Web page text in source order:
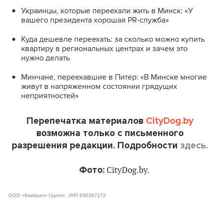
Украинцы, которые переехали жить в Минск: «У
вашего президента хорошая PR-служба»
Куда дешевле переехать: за сколько можно купить
квартиру в региональных центрах и зачем это
нужно делать
Минчане, переехавшие в Питер: «В Минске многие
живут в напряженном состоянии грядущих
неприятностей»
Перепечатка материалов CityDog.by
возможна только с письменного
разрешения редакции. Подробности здесь.
Фото:CityDog.by.
ООО «Квадрат–Групп», УНП 690367172